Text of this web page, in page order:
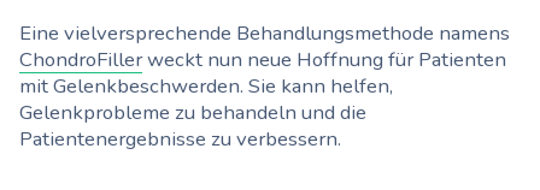
Eine vielversprechende Behandlungsmethode namens
ChondroFillerweckt nun neue Hoffnung für Patienten
mit Gelenkbeschwerden. Sie kann helfen,
Gelenkprobleme zu behandeln und die
Patientenergebnisse zu verbessern.